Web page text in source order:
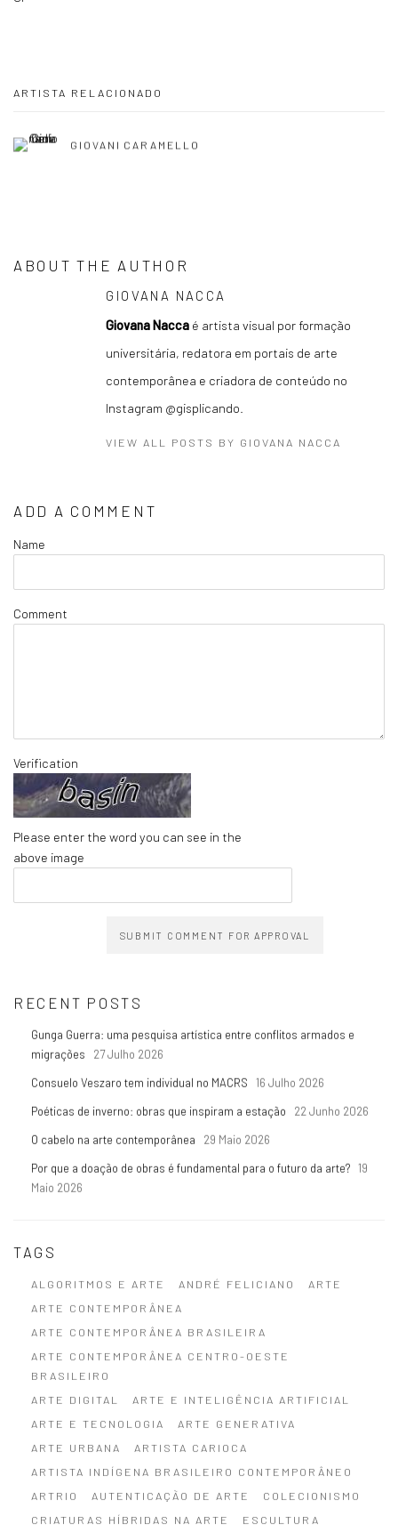
ARTISTA RELACIONADO
GIOVANI CARAMELLO
ABOUT THE AUTHOR
GIOVANA NACCA
Giovana Nacca é artista visual por formação
universitária, redatora em portais de arte
contemporânea e criadora de conteúdo no
Instagram @gisplicando.
VIEW ALL POSTS BY GIOVANA NACCA
ADD A COMMENT
Name
Comment
Verification
Please enter the word you can see in the
above image
SUBMIT COMMENT FOR APPROVAL
RECENT POSTS
Gunga Guerra: uma pesquisa artística entre conflitos armados e
migrações
27 Julho 2026
Consuelo Veszaro tem individual no MACRS
16 Julho 2026
Poéticas de inverno: obras que inspiram a estação
22 Junho 2026
O cabelo na arte contemporânea
29 Maio 2026
Por que a doação de obras é fundamental para o futuro da arte? 19
Maio 2026
TAGS
ALGORITMOS E ARTE ANDRÉ FELICIANO
ARTE
ARTE CONTEMPORÂNEA
ARTE CONTEMPORÂNEA BRASILEIRA
ARTE CONTEMPORÂNEA CENTRO-OESTE
BRASILEIRO
ARTE DIGITAL
ARTE E INTELIGÊNCIA ARTIFICIAL
ARTE E TECNOLOGIA
ARTE GENERATIVA
ARTE URBANA
ARTISTA CARIOCA
ARTISTA INDÍGENA BRASILEIRO CONTEMPORÂNEO
ARTRIO
AUTENTICAÇÃO DE ARTE
COLECIONISMO
CRIATURAS HÍBRIDAS NA ARTE
ESCULTURA